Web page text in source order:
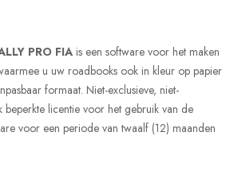
PRO FIA is een software voor het maken
u uw roadbooks ook in kleur op papier
formaat. Niet-exclusieve, niet-
licentie voor het gebruik van de
voor een periode van twaalf (12) maanden